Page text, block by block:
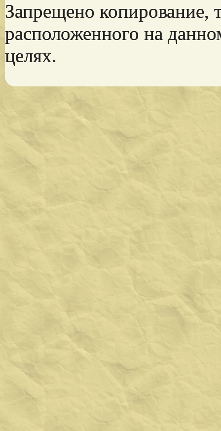
Запрещено копирование,
расположенного на
целях.